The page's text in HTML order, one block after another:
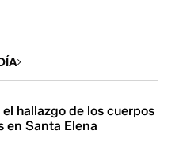
hallazgo de los cuerpos
en Santa Elena